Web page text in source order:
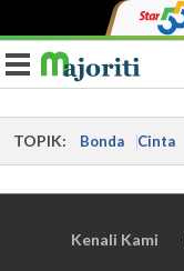
Toggle navigation
TOPIK: Bonda Cinta
Kenali Kami